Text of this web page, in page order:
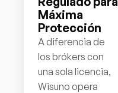
Máxima
Protección
A diferencia de
los brókers con
una sola licencia,
Wisuno opera